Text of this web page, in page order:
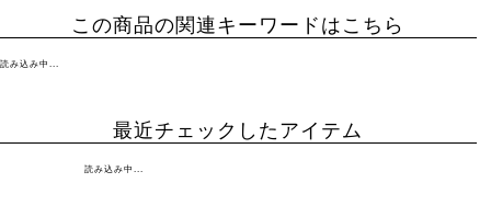
この商品の関連キーワードはこちら
読み込み中...
最近チェックしたアイテム
読み込み中...